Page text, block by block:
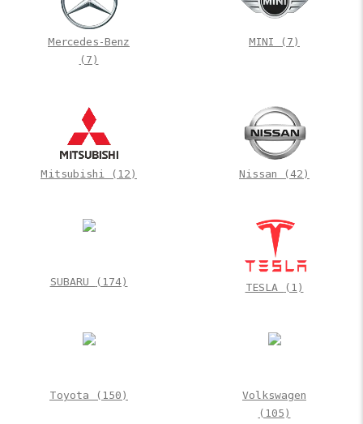
Mercedes-Benz
(7)
MINI (7)
Mitsubishi (12) Nissan (42)
SUBARU (174) TESLA (1)
Toyota (150)
Volkswagen
(105)